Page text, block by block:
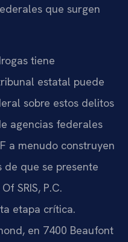
que surgen
tiene
estatal puede
sobre estos delitos
agencias federales
a menudo construyen
de que se presente
SRIS, P.C.
etapa crítica.
en 7400 Beaufont